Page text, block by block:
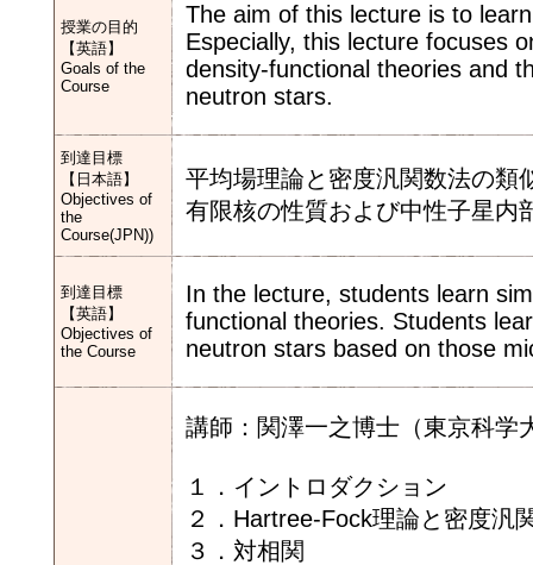
授業の目的
【英語】
Goals of the
Course
The aim of this lecture is to
Especially, this lecture focuses
density-functional theories and
neutron stars.
到達目標
【日本語】
Objectives of
the
Course(JPN))
平均場理論と密度汎関数法の類
有限核の性質および中性子星内
到達目標
【英語】
Objectives of
the Course
In the lecture, students learn
functional theories. Students
neutron stars based on those
講師：関澤一之博士（東京科学
１．イントロダクション
２．Hartree-Fock理論と密度汎
３．対相関